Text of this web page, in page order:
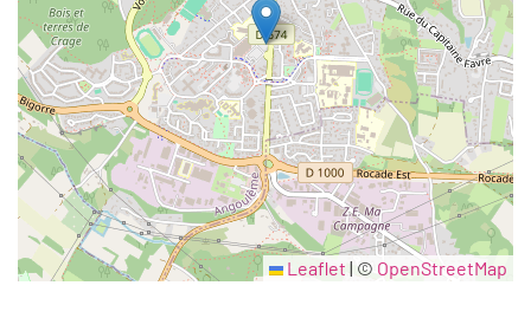
Leaflet | © OpenStreetMap